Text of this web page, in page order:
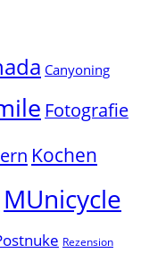
Canyoning
Fotografie
Kochen
MUnicycle
Rezension